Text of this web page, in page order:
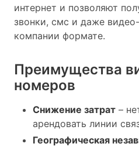
интернет и позволяют
звонки, смс и даже
компании формате.
Преимущества
номеров
Снижение затрат –
арендовать линии
Географическая